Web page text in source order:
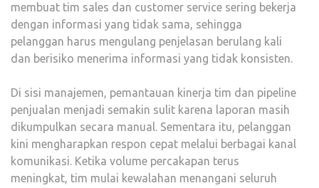
membuat tim sales dan customer service sering bekerja
dengan informasi yang tidak sama, sehingga
pelanggan harus mengulang penjelasan berulang kali
dan berisiko menerima informasi yang tidak konsisten.
Di sisi manajemen, pemantauan kinerja tim dan pipeline
penjualan menjadi semakin sulit karena laporan masih
dikumpulkan secara manual. Sementara itu, pelanggan
kini mengharapkan respon cepat melalui berbagai kanal
komunikasi. Ketika volume percakapan terus
meningkat, tim mulai kewalahan menangani seluruh